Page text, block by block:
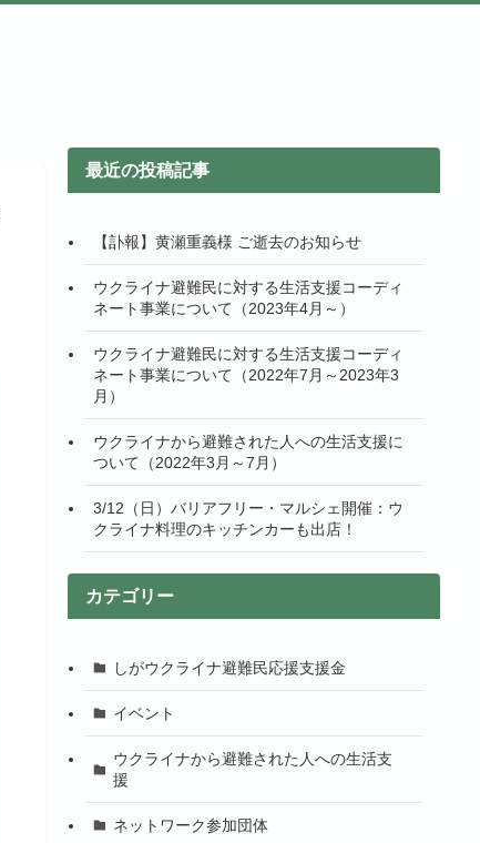
最近の投稿記事
【訃報】黄瀬重義様 ご逝去のお知らせ
ウクライナ避難民に対する生活支援コーディ
ネート事業について（2023年4月～）
ウクライナ避難民に対する生活支援コーディ
ネート事業について（2022年7月～2023年3
月）
ウクライナから避難された人への生活支援に
ついて（2022年3月～7月）
3/12（日）バリアフリー・マルシェ開催：ウ
クライナ料理のキッチンカーも出店！
カテゴリー
しがウクライナ避難民応援支援金
イベント
ウクライナから避難された人への生活支
援
ネットワーク参加団体